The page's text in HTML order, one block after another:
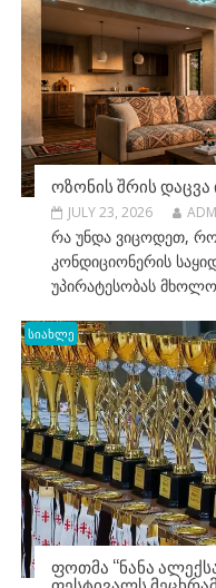
ᲝᲖᲝᲜᲘᲡ ᲨᲠᲘᲡ ᲓᲐᲪᲕᲐ
JULY 23, 2026
რა უნდა ვიცოდეთ,
კონდიციონერის
უპირატესობას
სიახლე
ᲤᲝᲗᲛᲐ “ᲜᲐᲜᲐ